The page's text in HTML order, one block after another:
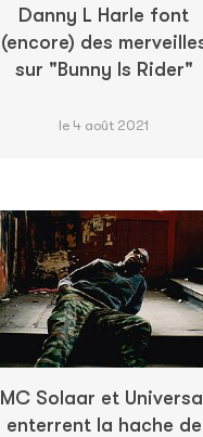
Danny L Harle font
(encore) des
sur "Bunny Is Rider"
le 4 août 2021
MC Solaar et
enterrent la hache de